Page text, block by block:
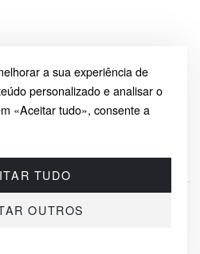
a sua experiência de
personalizado e analisar o
«Aceitar tudo», consente a
TUDO
OUTROS
sex 8:00 – 16:00 (UTC+2)
LINNAOSA, AHTRI TN 12, 10151, TALLINN,